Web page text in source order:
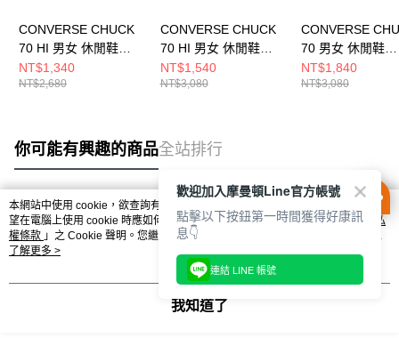
CONVERSE CHUCK
70 HI 男女 休閒鞋
A08616C
NT$1,340
NT$2,680
CONVERSE CHUCK
70 HI 男女 休閒鞋
A07201C
NT$1,540
NT$3,080
CONVERSE
70 男女 休閒鞋
A10549C
NT$1,840
NT$3,080
你可能有興趣的商品全站排行
熱門標籤
本網站中使用 cookie，欲查詢有關本網站使用 cookie 方式之詳情，及若您不希
望在電腦上使用 cookie 時應如何變更電腦的 cookie 設定，請參閱本網站「
隱私
權條款 」之 Cookie 聲明。您繼續使用本網站即表示您同意本公司得按本網站使
用條款之 Cookie 聲明使用 cookie。
了解更多 >
我知道了
歡迎加入摩曼頓Line官方帳號
點擊以下按鈕第一時間獲得好康訊
息👇
連結 LINE 帳號